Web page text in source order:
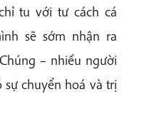
tu với tư cách cá
sẽ sớm nhận ra
– nhiều người
chuyển hoá và trị